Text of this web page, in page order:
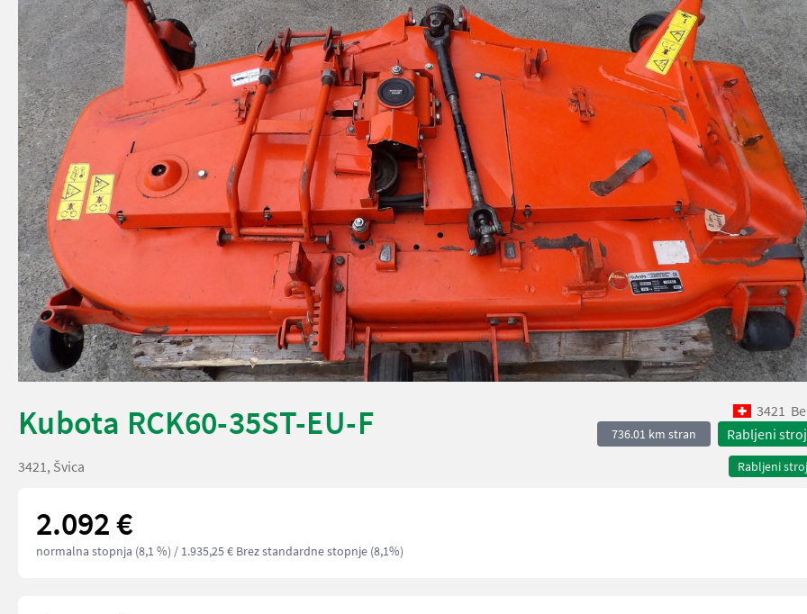
Kubota RCK60-35ST-EU-F 3421
736.01 km stran Rabljeni
Rabljeni
3421, Švica
2.092 €
normalna stopnja (8,1 %) / 1.935,25 € Brez standardne stopnje (8,1%)